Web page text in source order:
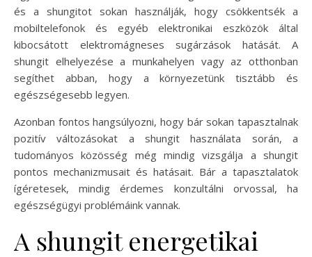
és a shungitot sokan használják, hogy csökkentsék a
mobiltelefonok és egyéb elektronikai eszközök által
kibocsátott elektromágneses sugárzások hatását. A
shungit elhelyezése a munkahelyen vagy az otthonban
segíthet abban, hogy a környezetünk tisztább és
egészségesebb legyen.
Azonban fontos hangsúlyozni, hogy bár sokan tapasztalnak
pozitív változásokat a shungit használata során, a
tudományos közösség még mindig vizsgálja a shungit
pontos mechanizmusait és hatásait. Bár a tapasztalatok
ígéretesek, mindig érdemes konzultálni orvossal, ha
egészségügyi problémáink vannak.
A shungit energetikai